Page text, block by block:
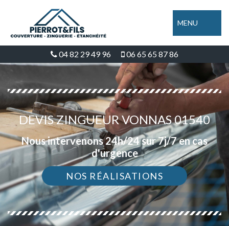
MENU
04 82 29 49 96 06 65 65 87 86
DEVIS ZINGUEUR VONNAS 01540
Nous intervenons 24h/24 sur 7j/7 en cas
d'urgence
NOS RÉALISATIONS